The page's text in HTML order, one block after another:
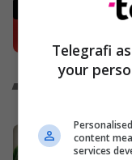
Telegrafi
your
content
services